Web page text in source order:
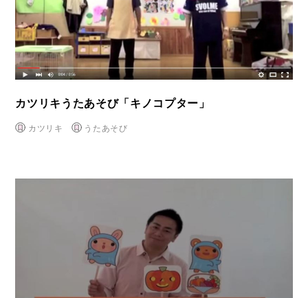
カツリキうたあそび「キノコプター」
カツリキ うたあそび